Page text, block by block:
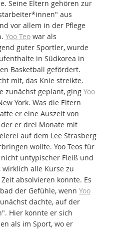
Seine Eltern gehören zur
aus
vor allem in der Pflege
Yoo Teo war als
guter Sportler, wurde
in Südkorea in
Basketball gefördert.
mit, das Knie streikte.
zunächst geplant, ging Yoo
York. Was die Eltern
er eine Auszeit von
er drei Monate mit
auf dem Lee Strasberg
wollte. Yoo Teos für
untypischer Fleiß und
alle Kurse zu
absolvieren konnte. Es
der Gefühle, wenn Yoo
dachte, auf der
Hier konnte er sich
als im Sport, wo er